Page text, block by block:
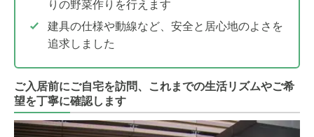
りの野菜作りを行えます
建具の仕様や動線など、安全と居心地のよさを
追求しました
ご入居前にご自宅を訪問、これまでの生活リズムやご希
望を丁寧に確認します